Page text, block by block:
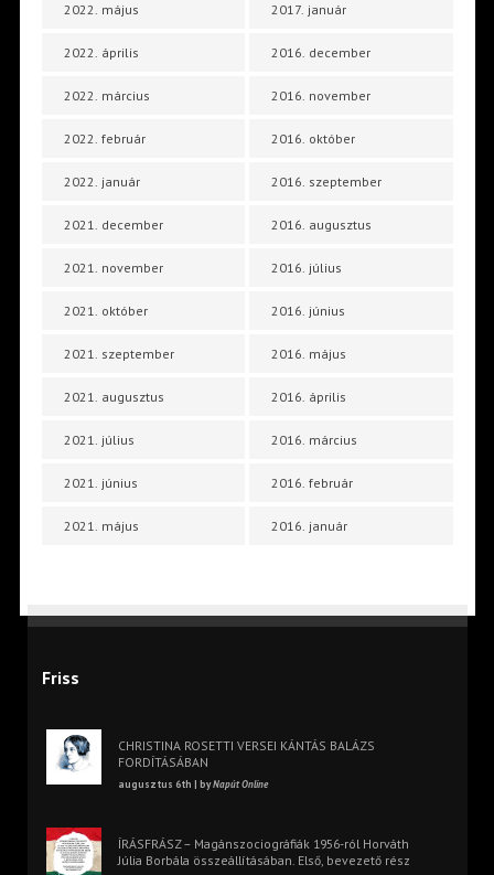
2022. május
2022. április
2022. március
2022. február
2022. január
2021. december
2021. november
2021. október
2021. szeptember
2021. augusztus
2021. július
2021. június
2021. május
2017. január
2016. december
2016. november
2016. október
2016. szeptember
2016. augusztus
2016. július
2016. június
2016. május
2016. április
2016. március
2016. február
2016. január
Friss
CHRISTINA ROSETTI VERSEI KÁNTÁS BALÁZS
FORDÍTÁSÁBAN
augusztus 6th | byNapút Online
ÍRÁSFRÁSZ – Magánszociográfiák 1956-ról Horváth
Júlia Borbála összeállításában. Első, bevezető rész